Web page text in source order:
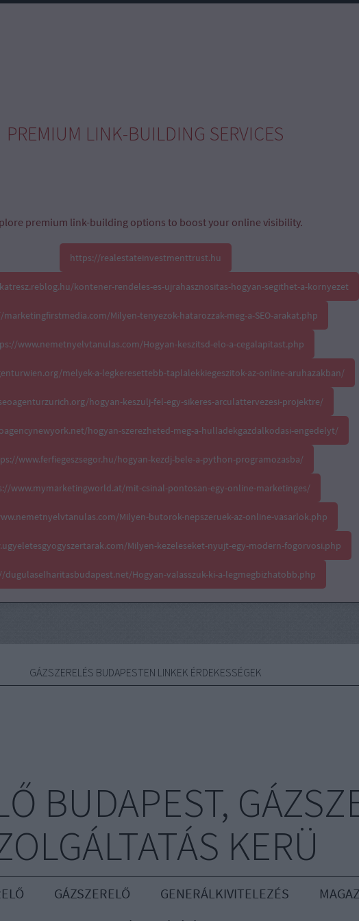
PREMIUM LINK-BUILDING SERVICES
premium link-building options to boost your online visibility.
https://realestateinvestmenttrust.hu
kontener-rendeles-es-ujrahasznositas-hogyan-segithet-a-kornyezet
Milyen-tenyezok-hatarozzak-meg-a-SEO-arakat.php
www.nemetnyelvtanulas.com/Hogyan-keszitsd-elo-a-cegalapitast.php
melyek-a-legkeresettebb-taplalekkiegeszitok-az-online-aruhazakban/
hogyan-keszulj-fel-egy-sikeres-arculattervezesi-projektre/
hogyan-szerezheted-meg-a-hulladekgazdalkodasi-engedelyt/
www.ferfiegeszsegor.hu/hogyan-kezdj-bele-a-python-programozasba/
www.mymarketingworld.at/mit-csinal-pontosan-egy-online-marketinges/
Milyen-butorok-nepszeruek-az-online-vasarlok.php
Milyen-kezeleseket-nyujt-egy-modern-fogorvosi.php
dugulaselharitasbudapest.net/Hogyan-valasszuk-ki-a-legmegbizhatobb.php
GÁZSZERELÉS BUDAPESTEN LINKEK ÉRDEKESSÉGEK
BUDAPEST,
KERÜ
GÁZSZERELŐ GENERÁLKIVITELEZÉS